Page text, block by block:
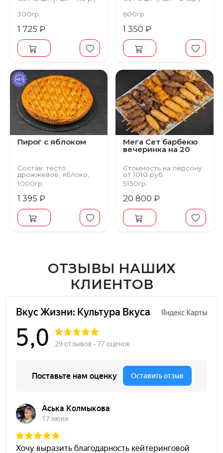
300гр.
1 725 ₽
600гр.
1 350 ₽
Пирог с яблоком
Состав: тесто
дрожжевое, яблоко,
корица
1000гр.
1 395 ₽
Мега Сет барбекю
вечеринка на 20
Стоимость на персону
от 1010 руб.
Сет 91 шт.
5150гр.
20 800 ₽
ОТЗЫВЫ НАШИХ
КЛИЕНТОВ